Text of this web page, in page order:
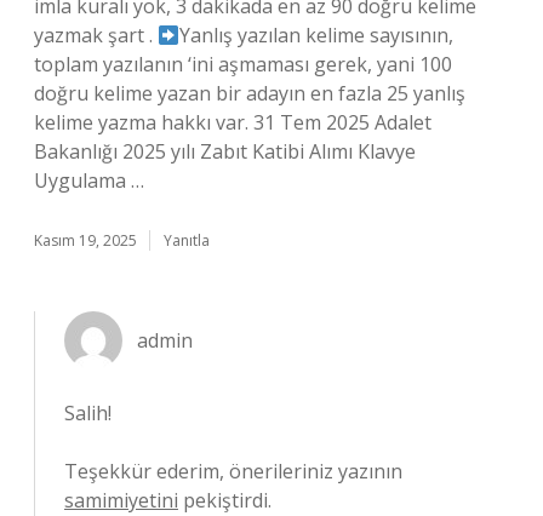
imla kuralı yok, 3 dakikada en az 90 doğru kelime
yazmak şart .
Yanlış yazılan kelime sayısının,
toplam yazılanın ‘ini aşmaması gerek, yani 100
doğru kelime yazan bir adayın en fazla 25 yanlış
kelime yazma hakkı var. 31 Tem 2025 Adalet
Bakanlığı 2025 yılı Zabıt Katibi Alımı Klavye
Uygulama …
Kasım 19, 2025 Yanıtla
admin
Salih!
Teşekkür ederim, önerileriniz yazının
samimiyetini pekiştirdi.